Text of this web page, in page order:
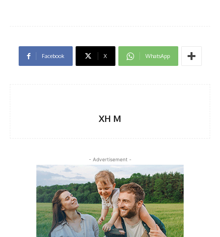
Facebook X WhatsApp
XH M
- Advertisement -